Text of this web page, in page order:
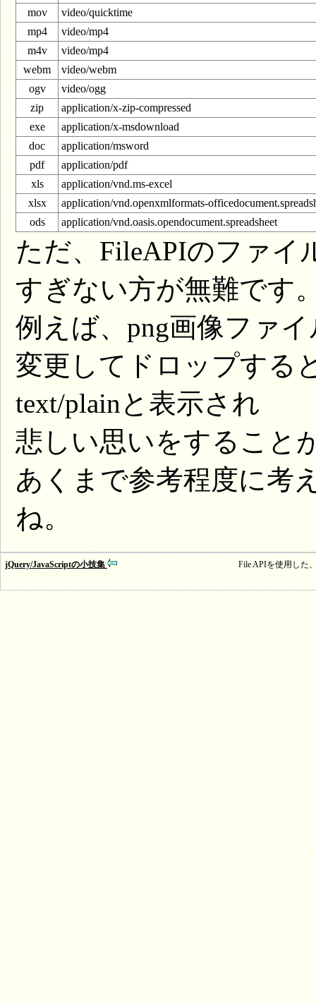
mov
video/quicktime
mp4
video/mp4
m4v
video/mp4
webm
video/webm
ogv
video/ogg
zip
application/x-zip-compressed
exe
application/x-msdownload
doc
application/msword
pdf
application/pdf
xls
application/vnd.ms-excel
xlsx
application/vnd.openxmlformats-
ods
application/vnd.oasis.opendocument.spreadsheet
ただ、FileAPIのファイ
すぎない方が無難です
例えば、png画像ファ
変更してドロップする
text/plainと表示され
悲しい思いをすること
あくまで参考程度に考
ね。
jQuery/JavaScriptの小技集 File APIを使用した